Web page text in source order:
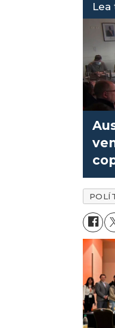
Lea